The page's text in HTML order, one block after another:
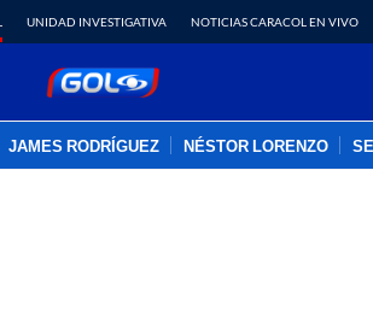
UNIDAD INVESTIGATIVA NOTICIAS CARACOL EN VIVO
JAMES RODRÍGUEZ NÉSTOR LORENZO